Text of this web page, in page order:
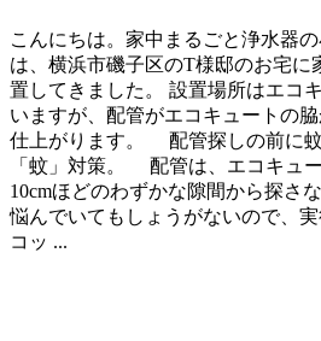
こんにちは。家中まるごと浄水器
は、横浜市磯子区のT様邸のお宅に
置してきました。 設置場所はエコ
いますが、配管がエコキュートの
仕上がります。 配管探しの前に
「蚊」対策。 配管は、エコキュ
10cmほどのわずかな隙間から探さ
悩んでいてもしょうがないので、
コッ ...